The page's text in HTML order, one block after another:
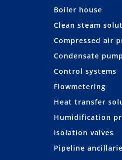
Boiler house
Clean steam
Compressed air
Condensate
Control systems
Flowmetering
Heat transfer
Humidification
Isolation valves
Pipeline